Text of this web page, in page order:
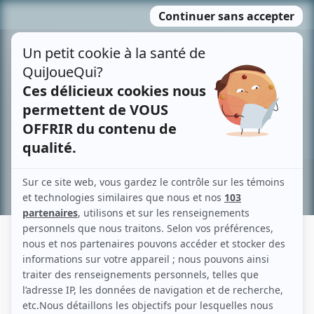
MENU
contenu
Recherche avancée »
XAVIER TRUONG
Liens
Fiche de Xavier Truong sur Showbizz.net